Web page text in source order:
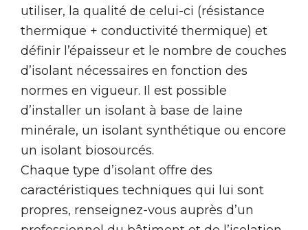
utiliser, la qualité de celui-ci (résistance
thermique + conductivité thermique) et
définir l’épaisseur et le nombre de couches
d’isolant nécessaires en fonction des
normes en vigueur. Il est possible
d’installer un isolant à base de laine
minérale, un isolant synthétique ou encore
un isolant biosourcés.
Chaque type d’isolant offre des
caractéristiques techniques qui lui sont
propres, renseignez-vous auprès d’un